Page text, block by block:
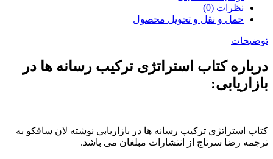
نظرات (0)
حمل و نقل و تحویل محصول
توضیحات
درباره کتاب استراتژی ترکیب رسانه ها در
بازاریابی:
کتاب استراتژی ترکیب رسانه ها در بازاریابی نوشته لان سافکو به
ترجمه رضا سرتاج از انتشارات مبلغان می باشد.